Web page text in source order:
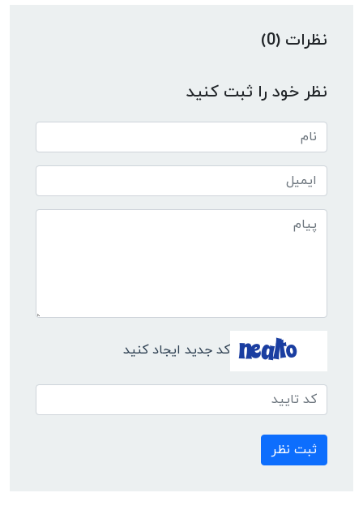
نظرات (0)
نظر خود را ثبت کنید
کد جدید ایجاد کنید
ثبت نظر